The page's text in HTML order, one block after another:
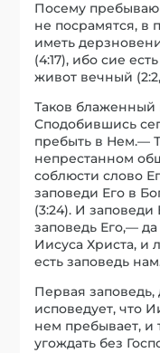
Посему
не посрамятся, в
иметь
(4:17), ибо сие
живот вечный
Таков
Сподобившись
пребыть в Нем.—
непрестанном
соблюсти слово
заповеди Его в
(3:24). И заповеди
заповедь Его,—
Иисуса Христа, и
есть заповедь
Первая
исповедует, что
нем пребывает, и
угождать без